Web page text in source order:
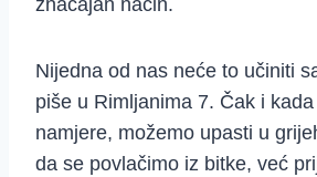
značajan način.
Nijedna od nas neće to učiniti
piše u Rimljanima 7. Čak i
namjere, možemo upasti u
da se povlačimo iz bitke, već